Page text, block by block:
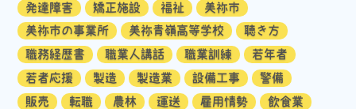
発達障害
矯正施設 福祉
美祢市
美祢市の事業所
美祢青嶺高等学校
聴き方
職務経歴書
職業人講話 職業訓練
若年者
若者応援
製造 製造業 設備工事
警備
販売
転職 農林 運送 雇用情勢
飲食業